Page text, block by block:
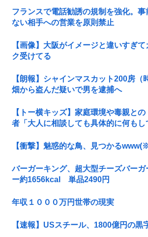
フランスで電話勧誘の規制を強化。
ない相手への営業を原則禁止
【画像】大阪がイメージと違いすぎ
ク受けてる
【朗報】シャインマスカット200房（
畑から盗んだ疑いで男を逮捕へ
【トー横キッズ】家庭環境や毒親と
者「大人に相談しても具体的に何もし
【衝撃】魅惑的な鳥、見つかる
バーガーキング、超大型チーズバーガ
ー約1656kcal 単品2490円
年収１０００万円世帯の現実
【速報】USスチール、1800億円の黒